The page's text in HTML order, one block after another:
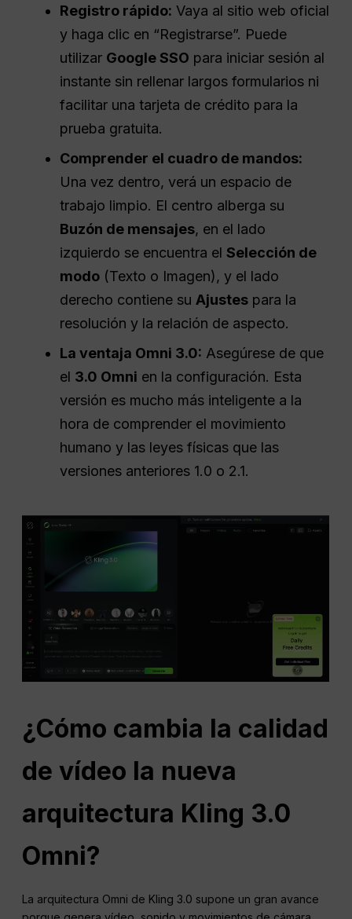
Registro rápido: Vaya al sitio web oficial
y haga clic en “Registrarse”. Puede
utilizar Google SSO para iniciar sesión al
instante sin rellenar largos formularios ni
facilitar una tarjeta de crédito para la
prueba gratuita.
Comprender el cuadro de mandos:
Una vez dentro, verá un espacio de
trabajo limpio. El centro alberga su
Buzón de mensajes, en el lado
izquierdo se encuentra elSelección de
modo (Texto o Imagen), y el lado
derecho contiene su Ajustes para la
resolución y la relación de aspecto.
La ventaja Omni 3.0: Asegúrese de que
el 3.0 Omni en la configuración. Esta
versión es mucho más inteligente a la
hora de comprender el movimiento
humano y las leyes físicas que las
versiones anteriores 1.0 o 2.1.
¿Cómo cambia la calidad
de vídeo la nueva
arquitectura Kling 3.0
Omni?
La arquitectura Omni de Kling 3.0 supone un gran avance